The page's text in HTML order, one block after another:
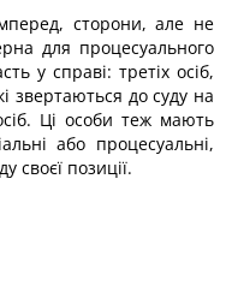
сторони, але не
для процесуального
у справі: третіх осіб,
звертаються до суду на
Ці особи теж мають
або процесуальні,
своєї позиції.